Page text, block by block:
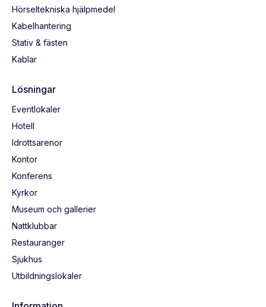
Hörseltekniska hjälpmedel
Kabelhantering
Stativ & fästen
Kablar
Lösningar
Eventlokaler
Hotell
Idrottsarenor
Kontor
Konferens
Kyrkor
Museum och gallerier
Nattklubbar
Restauranger
Sjukhus
Utbildningslokaler